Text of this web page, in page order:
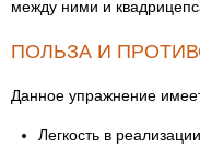
между ними и
ПОЛЬЗА И
Данное упражнение
Легкость в